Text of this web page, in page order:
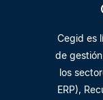
Cegid es
de
los
ERP),